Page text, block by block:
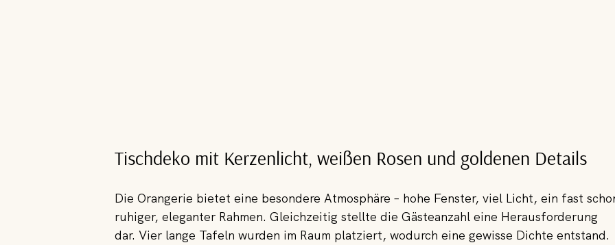
Tischdeko mit Kerzenlicht, weißen Rosen und goldenen Details
Die Orangerie bietet eine besondere Atmosphäre – hohe Fenster, viel Licht, ein fast
ruhiger, eleganter Rahmen. Gleichzeitig stellte die Gästeanzahl eine Herausforderung
dar. Vier lange Tafeln wurden im Raum platziert, wodurch eine gewisse Dichte entstand.